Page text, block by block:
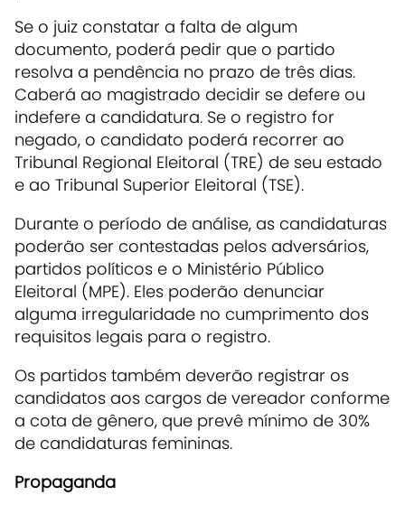
Se o juiz constatar a falta de algum
documento, poderá pedir que o partido
resolva a pendência no prazo de três dias.
Caberá ao magistrado decidir se defere ou
indefere a candidatura. Se o registro for
negado, o candidato poderá recorrer ao
Tribunal Regional Eleitoral (TRE) de seu estado
e ao Tribunal Superior Eleitoral (TSE).
Durante o período de análise, as candidaturas
poderão ser contestadas pelos adversários,
partidos políticos e o Ministério Público
Eleitoral (MPE). Eles poderão denunciar
alguma irregularidade no cumprimento dos
requisitos legais para o registro.
Os partidos também deverão registrar os
candidatos aos cargos de vereador conforme
a cota de gênero, que prevê mínimo de 30%
de candidaturas femininas.
Propaganda